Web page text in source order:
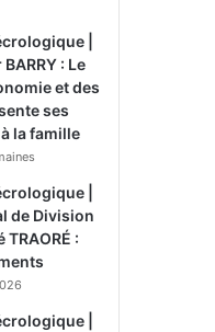
|
: Le
et des
ses
la famille
|
de Division
:
|